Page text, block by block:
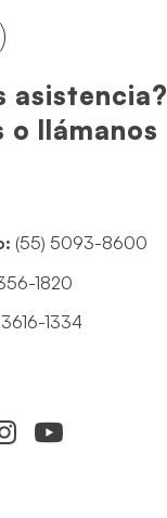
asistencia?
o llámanos
(55) 5093-8600
1820
1334